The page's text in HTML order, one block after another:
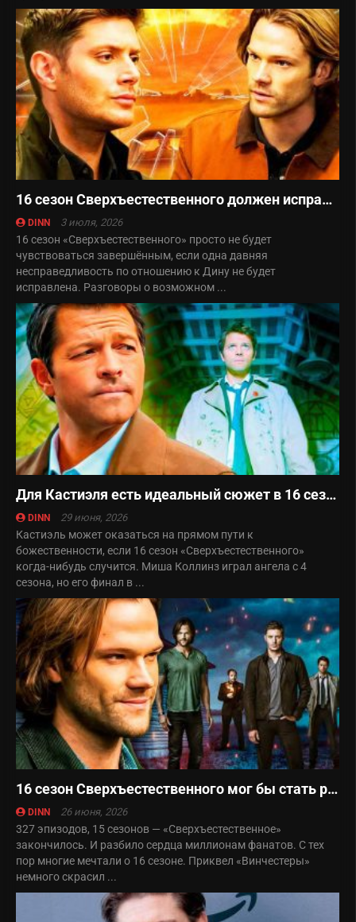
16 сезон Сверхъестественного должен исправить эту несправедливость
DINN 3 июля, 2026
16 сезон «Сверхъестественного» просто не будет
чувствоваться завершённым, если одна давняя
несправедливость по отношению к Дину не будет
исправлена. Разговоры о возможном ...
Для Кастиэля есть идеальный сюжет в 16 сезоне Сверхъестественного
DINN 29 июня, 2026
Кастиэль может оказаться на прямом пути к
божественности, если 16 сезон «Сверхъестественного»
когда-нибудь случится. Миша Коллинз играл ангела с 4
сезона, но его финал в ...
16 сезон Сверхъестественного мог бы стать реальностью в 2026
DINN 26 июня, 2026
327 эпизодов, 15 сезонов — «Сверхъестественное»
закончилось. И разбило сердца миллионам фанатов. С тех
пор многие мечтали о 16 сезоне. Приквел «Винчестеры»
немного скрасил ...